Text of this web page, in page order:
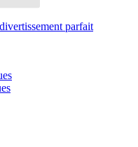
parfait